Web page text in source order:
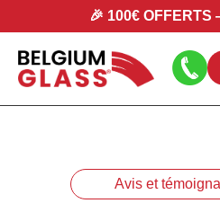
🎉 100€ OFFERTS
Avis et